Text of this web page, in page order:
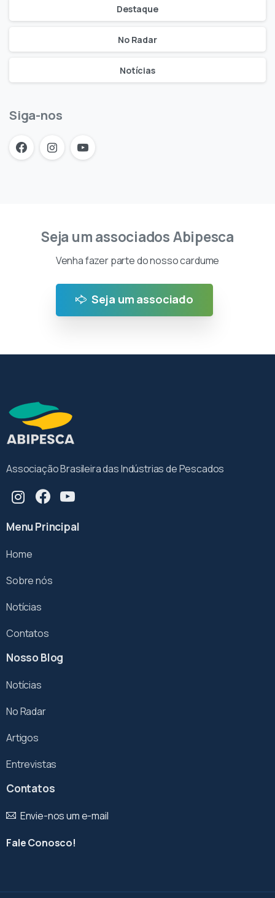
Destaque
No Radar
Notícias
Siga-nos
Seja um associados Abipesca
Venha fazer parte do nosso cardume
Seja um associado
Associação Brasileira das Indústrias de Pescados
Menu Principal
Home
Sobre nós
Notícias
Contatos
Nosso Blog
Notícias
No Radar
Artigos
Entrevistas
Contatos
Envie-nos um e-mail
Fale Conosco!